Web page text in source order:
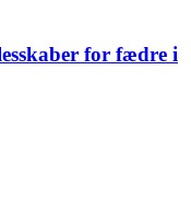
for fædre i